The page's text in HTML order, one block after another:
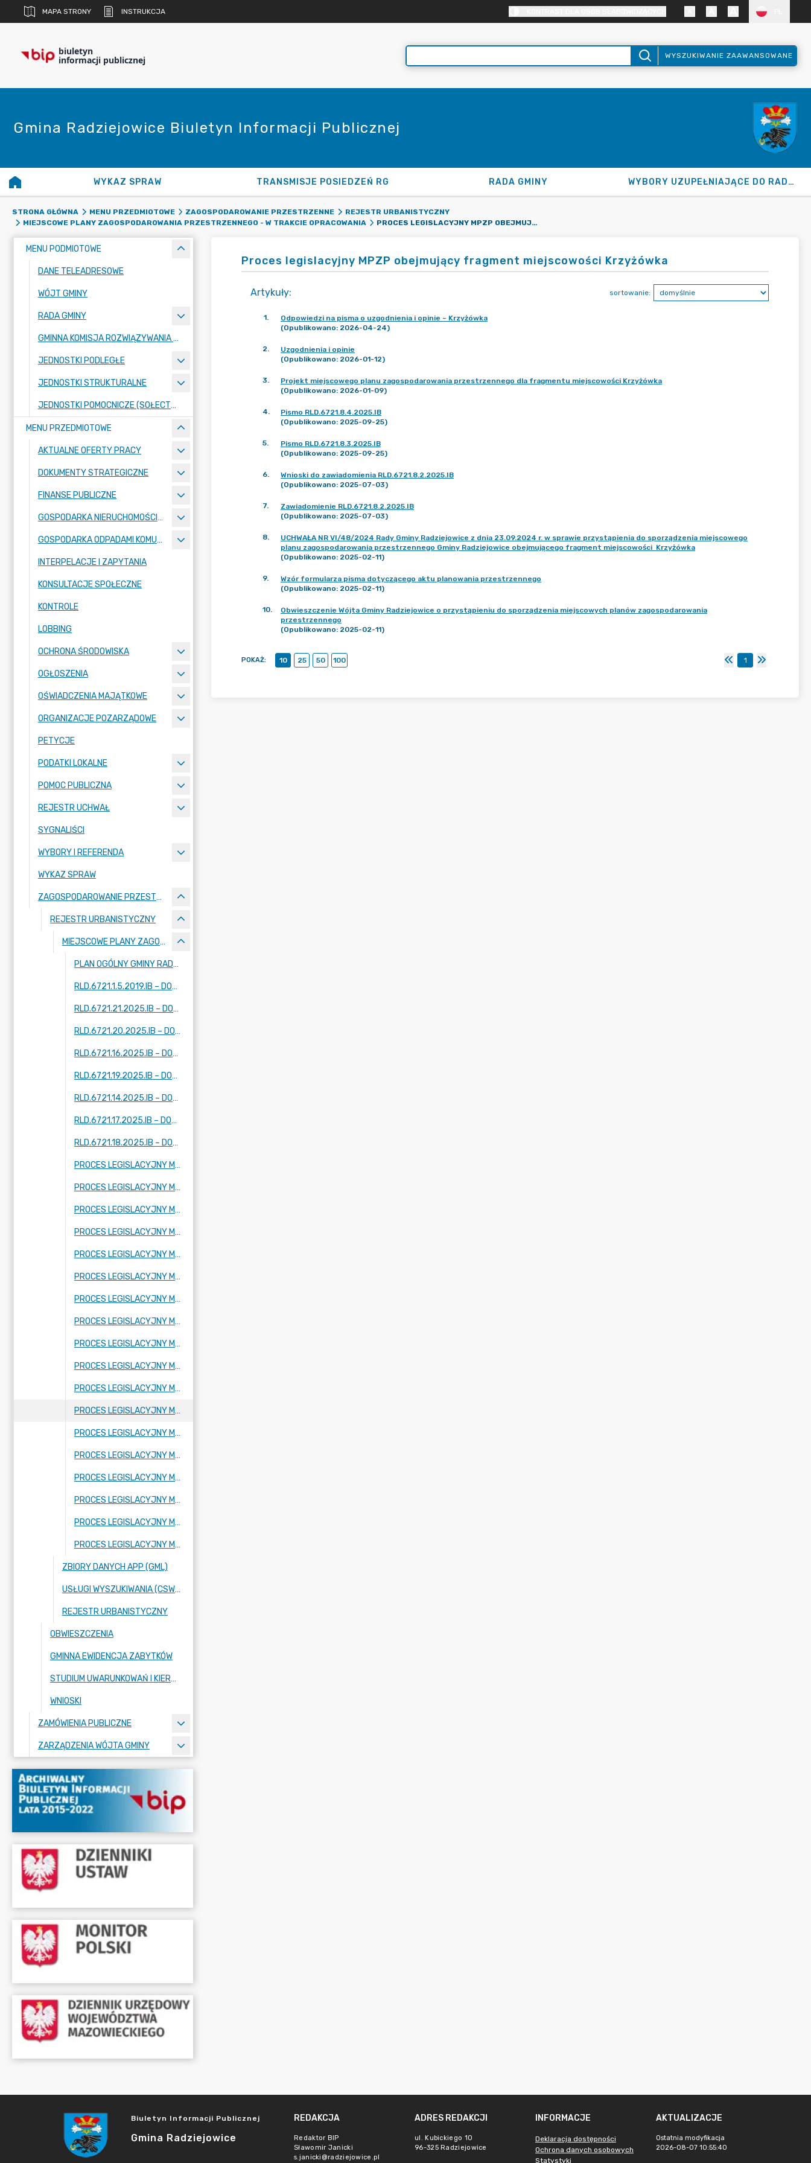
MAPA STRONY INSTRUKCJA
biuletyn
informacji publicznej WYSZUKIWANIE ZAAWANSOWANE
Gmina Radziejowice Biuletyn Informacji Publicznej
WYKAZ SPRAW TRANSMISJE POSIEDZEŃ RG RADA GMINY WYBORY UZUPEŁNIAJĄCE DO RADY GMINY 2026
STRONA GŁÓWNA MENU PRZEDMIOTOWE ZAGOSPODAROWANIE PRZESTRZENNE
REJESTR URBANISTYCZNY
MIEJSCOWE PLANY ZAGOSPODAROWANIA PRZESTRZENNEGO - W TRAKCIE OPRACOWANIA
PROCES LEGISLACYJNY MPZP OBEJMUJĄCY FRAGMENT MIEJSCOWOŚCI KRZYŻÓWKA
MENU PODMIOTOWE
DANE TELEADRESOWE
WÓJT GMINY
RADA GMINY
GMINNA KOMISJA ROZWIĄZYWANIA PROBLEMÓW ALKOHOLOWYCH
JEDNOSTKI PODLEGŁE
JEDNOSTKI STRUKTURALNE
JEDNOSTKI POMOCNICZE (SOŁECTWA)
MENU PRZEDMIOTOWE
AKTUALNE OFERTY PRACY
DOKUMENTY STRATEGICZNE
FINANSE PUBLICZNE
GOSPODARKA NIERUCHOMOŚCIAMI
GOSPODARKA ODPADAMI KOMUNALNYMI
INTERPELACJE I ZAPYTANIA
KONSULTACJE SPOŁECZNE
KONTROLE
LOBBING
OCHRONA ŚRODOWISKA
OGŁOSZENIA
OŚWIADCZENIA MAJĄTKOWE
ORGANIZACJE POZARZĄDOWE
PETYCJE
PODATKI LOKALNE
POMOC PUBLICZNA
REJESTR UCHWAŁ
SYGNALIŚCI
WYBORY I REFERENDA
WYKAZ SPRAW
ZAGOSPODAROWANIE PRZESTRZENNE
REJESTR URBANISTYCZNY
MIEJSCOWE PLANY ZAGOSPODAROWANIA PRZESTRZENNEGO - W TRAKCIE OPRACOWANIA
PLAN OGÓLNY GMINY RADZIEJOWICE
RLD.6721.1.5.2019.IB – DOTYCZY FRAGMENTÓW MIEJSCOWOŚCI: KRZE DUŻE, ADAMÓW-PARCEL, RADZIEJOWICE
RLD.6721.21.2025.IB – DOTYCZY FRAGMENTU MIEJSCOWOŚCI: ZAZDROŚĆ
RLD.6721.20.2025.IB – DOTYCZY FRAGMENTU MIEJSCOWOŚCI: RADZIEJOWICE
RLD.6721.16.2025.IB – DOTYCZY DWÓCH FRAGMENTÓW MIEJSCOWOŚCI: KUKLÓWKA ZARZECZNA
RLD.6721.19.2025.IB – DOTYCZY DWÓCH FRAGMENTÓW MIEJSCOWOŚCI: KUKLÓWKA ZARZECZNA
RLD.6721.14.2025.IB – DOTYCZY FRAGMENTU MIEJSCOWOŚCI: TARTAK BRZÓZKI, KORYTÓW (I I II) ZBOISKA, KAMIONKA
RLD.6721.17.2025.IB – DOTYCZY FRAGMENTU MIEJSCOWOŚCI: ADAMÓW -WIEŚ, KUKLÓWKA ZARZECZNA I KRZE DUŻE
RLD.6721.18.2025.IB – DOTYCZY FRAGMENTU MIEJSCOWOŚCI KUKLÓWKA ZARZECZNA.
PROCES LEGISLACYJNY MPZP OBEJMUJĄCY FRAGMENT MIEJSCOWOŚCI RADZIEJOWICE PARCEL
PROCES LEGISLACYJNY MPZP OBEJMUJĄCY FRAGMENT MIEJSCOWOŚCI BUDY MSZCZONOWSKIE
PROCES LEGISLACYJNY MPZP OBEJMUJĄCY FRAGMENT MIEJSCOWOŚCI KRZE DUŻE
PROCES LEGISLACYJNY MPZP OBEJMUJĄCY FRAGMENT MIEJSCOWOŚCI RADZIEJOWICE, FRAGMENTY MIEJSCOWOŚCI RADZIEJOWICE-PARCEL ORAZ FRAGMENTY MIEJSCOWOŚCI ZBOISKA
PROCES LEGISLACYJNY MPZP OBEJMUJĄCY FRAGMENT MIEJSCOWOŚCI SŁABOMIERZ, FRAGMENT MIEJSCOWOŚCI BUDY MSZCZONOWSKIE, FRAGMENT MIEJSCOWOŚCI KRZYŻÓWKA ORAZ FRAGMENT MIEJSCOWOŚCI ZAZDROŚĆ
PROCES LEGISLACYJNY MPZP OBEJMUJĄCY FRAGMENT MIEJSCOWOŚCI KRZE DUŻE
PROCES LEGISLACYJNY MPZP OBEJMUJĄCY FRAGMENT MIEJSCOWOŚCI ADAMÓW-WIEŚ ORAZ FRAGMENT MIEJSCOWOŚCI KUKLÓWKA RADZIEJOWICKA
PROCES LEGISLACYJNY MPZP OBEJMUJĄCY FRAGMENT MIEJSCOWOŚCI CHROBOTY
PROCES LEGISLACYJNY MPZP OBEJMUJĄCY FRAGMENT MIEJSCOWOŚCI KORYTÓW
PROCES LEGISLACYJNY MPZP OBEJMUJĄCY FRAGMENT MIEJSCOWOŚCI ADAMÓW-PARCEL ORAZ FRAGMENT MIEJSCOWOŚCI BUDY JÓZEFOWSKIE
PROCES LEGISLACYJNY MPZP OBEJMUJĄCY FRAGMENT MIEJSCOWOŚCI RADZIEJOWICE
PROCES LEGISLACYJNY MPZP OBEJMUJĄCY FRAGMENT MIEJSCOWOŚCI KRZYŻÓWKA
PROCES LEGISLACYJNY MPZP OBEJMUJĄCY FRAGMENT MIEJSCOWOŚCI BENENARD
PROCES LEGISLACYJNY MPZP OBEJMUJĄCY FRAGMENT MIEJSCOWOŚCI KORYTÓW A
PROCES LEGISLACYJNY MPZP OBEJMUJĄCY FRAGMENT MIEJSCOWOŚCI FRAGMENT MIEJSCOWOŚCI KURANÓW
PROCES LEGISLACYJNY MPZP OBEJMUJĄCY FRAGMENT MIEJSCOWOŚCI NOWE BUDY ORAZ FRAGMENT MIEJSCOWOŚCI BUDY JÓZEFOWSKIE
PROCES LEGISLACYJNY MPZP OBEJMUJĄCY FRAGMENTY MIEJSCOWOŚCI: KUKLÓWKA ZARZECZNA ORAZ BUDY JÓZEFOWSKIE
PROCES LEGISLACYJNY MPZP OBEJMUJĄCY FRAGMENT MIEJSCOWOŚCI NOWE BUDY
ZBIORY DANYCH APP (GML)
USŁUGI WYSZUKIWANIA (CSW), PRZEGLĄDANIA (WMS) ORAZ POBIERANIA (WFS),
REJESTR URBANISTYCZNY
OBWIESZCZENIA
GMINNA EWIDENCJA ZABYTKÓW
STUDIUM UWARUNKOWAŃ I KIERUNKÓW ZAGOSPODAROWANIA PRZESTRZENNEGO
WNIOSKI
ZAMÓWIENIA PUBLICZNE
ZARZĄDZENIA WÓJTA GMINY
Proces legislacyjny MPZP obejmujący fragment miejscowości Krzyżówka
Artykuły: sortowanie:
1.
Odpowiedzi na pisma o uzgodnienia i opinie – Krzyżówka
(Opublikowano: 2026-04-24)
2.
Uzgodnienia i opinie
(Opublikowano: 2026-01-12)
3.
Projekt miejscowego planu zagospodarowania przestrzennego dla fragmentu miejscowości Krzyżówka
(Opublikowano: 2026-01-09)
4.
Pismo RLD.6721.8.4.2025.IB
(Opublikowano: 2025-09-25)
5.
Pismo RLD.6721.8.3.2025.IB
(Opublikowano: 2025-09-25)
6.
Wnioski do zawiadomienia RLD.6721.8.2.2025.IB
(Opublikowano: 2025-07-03)
7.
Zawiadomienie RLD.6721.8.2.2025.IB
(Opublikowano: 2025-07-03)
8.
UCHWAŁA NR VI/48/2024 Rady Gminy Radziejowice z dnia 23.09.2024 r. w sprawie przystąpienia do sporządzenia miejscowego
planu zagospodarowania przestrzennego Gminy Radziejowice obejmującego fragment miejscowości Krzyżówka
(Opublikowano: 2025-02-11)
9.
Wzór formularza pisma dotyczącego aktu planowania przestrzennego
(Opublikowano: 2025-02-11)
10.
Obwieszczenie Wójta Gminy Radziejowice o przystąpieniu do sporządzenia miejscowych planów zagospodarowania
przestrzennego
(Opublikowano: 2025-02-11)
POKAŻ: 10 25 50 100 1
Biuletyn Informacji Publicznej
Gmina Radziejowice
REDAKCJA
Redaktor BIP
Sławomir Janicki
s.janicki@radziejowice.pl
ADRES REDAKCJI
ul. Kubickiego 10
96-325 Radziejowice
INFORMACJE
Deklaracja dostępności
Ochrona danych osobowych
Statystyki
AKTUALIZACJE
Ostatnia modyfikacja
2026-08-07 10:55:40